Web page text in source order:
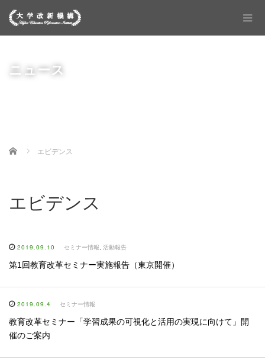
ニュース
Home エビデンス
エビデンス
2019.09.10 セミナー情報 活動報告
第1回教育改革セミナー実施報告（東京開催）
2019.09.4 セミナー情報
教育改革セミナー「学習成果の可視化と活用の実現に向けて」開
催のご案内